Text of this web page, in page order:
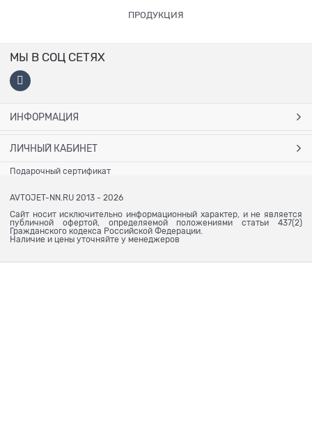
ПРОДУКЦИЯ
МЫ В СОЦ СЕТЯХ
ИНФОРМАЦИЯ
ЛИЧНЫЙ КАБИНЕТ
Подарочный сертификат
AVTOJET-NN.RU 2013 - 2026
Сайт носит исключительно информационный характер, и не является
публичной офертой, определяемой положениями статьи 437(2)
Гражданского кодекса Российской Федерации.
Наличие и цены уточняйте у менеджеров